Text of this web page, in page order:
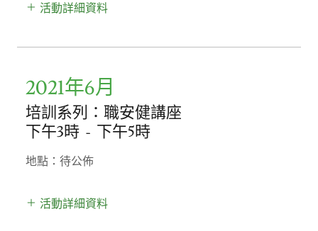
活動詳細資料
2021年6月
培訓系列：職安健講座
下午3時 - 下午5時
地點：待公佈
活動詳細資料